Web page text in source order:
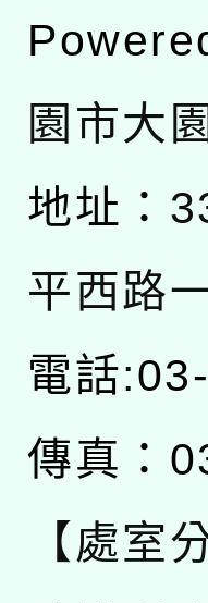
園市大
地址：
平西路
電話
傳真：
【處室